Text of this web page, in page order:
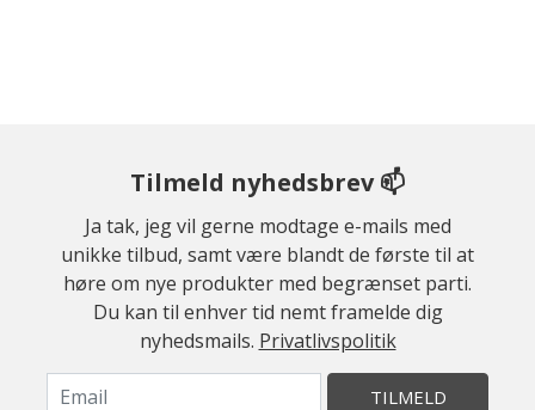
Tilmeld nyhedsbrev 📫
Ja tak, jeg vil gerne modtage e-mails med
unikke tilbud, samt være blandt de første til at
høre om nye produkter med begrænset parti.
Du kan til enhver tid nemt framelde dig
nyhedsmails. Privatlivspolitik
TILMELD